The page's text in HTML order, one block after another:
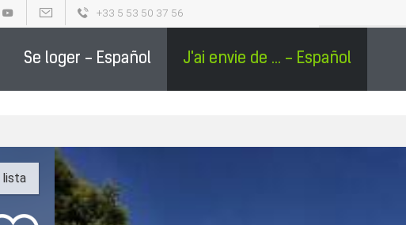
+33 5 53 50 37 56
Se loger - Español J'ai envie de ... - Español
lista